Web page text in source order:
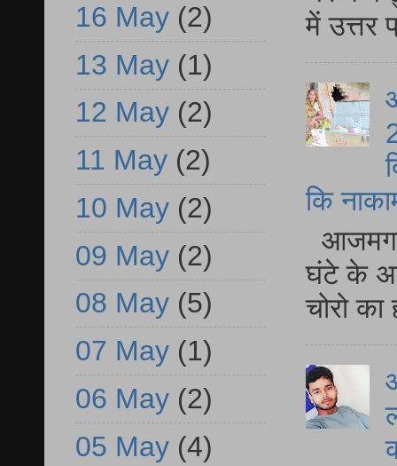
में
कि
घंटे के
चोरो
16 May (2)
13 May (1)
12 May (2)
11 May (2)
10 May (2)
09 May (2)
08 May (5)
07 May (1)
06 May (2)
05 May (4)